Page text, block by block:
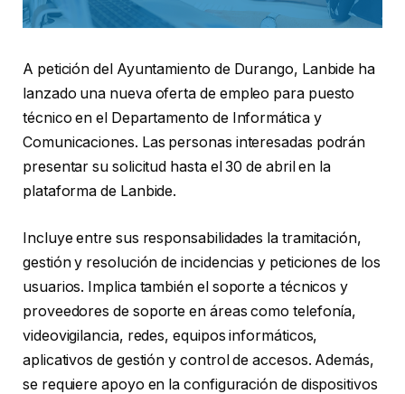
A petición del Ayuntamiento de Durango, Lanbide ha
lanzado una nueva oferta de empleo para puesto
técnico en el Departamento de Informática y
Comunicaciones. Las personas interesadas podrán
presentar su solicitud hasta el 30 de abril en la
plataforma de Lanbide.
Incluye entre sus responsabilidades la tramitación,
gestión y resolución de incidencias y peticiones de los
usuarios. Implica también el soporte a técnicos y
proveedores de soporte en áreas como telefonía,
videovigilancia, redes, equipos informáticos,
aplicativos de gestión y control de accesos. Además,
se requiere apoyo en la configuración de dispositivos